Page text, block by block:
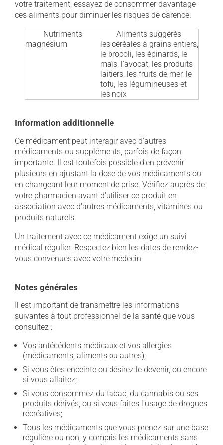
votre traitement, essayez de consommer davantage
ces aliments pour diminuer les risques de carence.
Nutriments
Aliments suggérés
magnésium
les céréales à grains entiers,
le brocoli, les épinards, le
maïs, l'avocat, les produits
laitiers, les fruits de mer, le
tofu, les légumineuses et
les noix
Information additionnelle
Ce médicament peut interagir avec d'autres
médicaments ou suppléments, parfois de façon
importante. Il est toutefois possible d'en prévenir
plusieurs en ajustant la dose de vos médicaments ou
en changeant leur moment de prise. Vérifiez auprès de
votre pharmacien avant d'utiliser ce produit en
association avec d'autres médicaments, vitamines ou
produits naturels.
Un traitement avec ce médicament exige un suivi
médical régulier. Respectez bien les dates de rendez-
vous convenues avec votre médecin.
Notes générales
Il est important de transmettre les informations
suivantes à tout professionnel de la santé que vous
consultez :
Vos antécédents médicaux et vos allergies
(médicaments, aliments ou autres);
Si vous êtes enceinte ou désirez le devenir, ou encore
si vous allaitez;
Si vous consommez du tabac, du cannabis ou ses
produits dérivés, ou si vous faites l'usage de drogues
récréatives;
Tous les médicaments que vous prenez sur une base
régulière ou non, y compris les médicaments sans